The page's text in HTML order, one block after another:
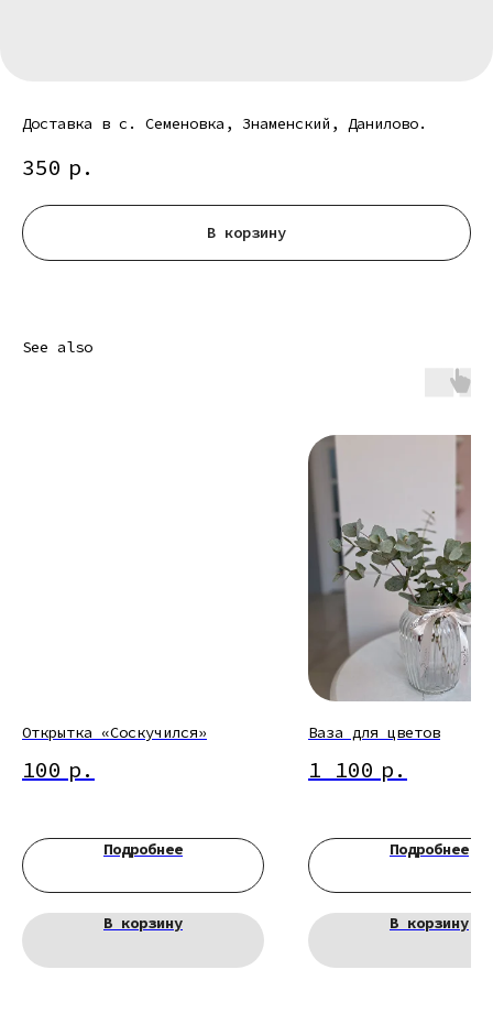
Доставка в с. Семеновка, Знаменский, Данилово.
350 р.
В корзину
See also
Открытка «Соскучился»
100 р.
Подробнее
В корзину
Ваза для цветов
1 100 р.
Подробнее
В корзину